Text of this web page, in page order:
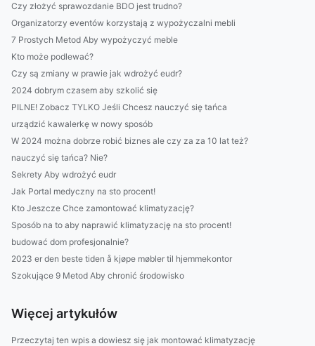
Czy złożyć sprawozdanie BDO jest trudno?
Organizatorzy eventów korzystają z wypożyczalni mebli
7 Prostych Metod Aby wypożyczyć meble
Kto może podlewać?
Czy są zmiany w prawie jak wdrożyć eudr?
2024 dobrym czasem aby szkolić się
PILNE! Zobacz TYLKO Jeśli Chcesz nauczyć się tańca
urządzić kawalerkę w nowy sposób
W 2024 można dobrze robić biznes ale czy za za 10 lat też?
nauczyć się tańca? Nie?
Sekrety Aby wdrożyć eudr
Jak Portal medyczny na sto procent!
Kto Jeszcze Chce zamontować klimatyzację?
Sposób na to aby naprawić klimatyzację na sto procent!
budować dom profesjonalnie?
2023 er den beste tiden å kjøpe møbler til hjemmekontor
Szokujące 9 Metod Aby chronić środowisko
Więcej artykułów
Przeczytaj ten wpis a dowiesz się jak montować klimatyzację